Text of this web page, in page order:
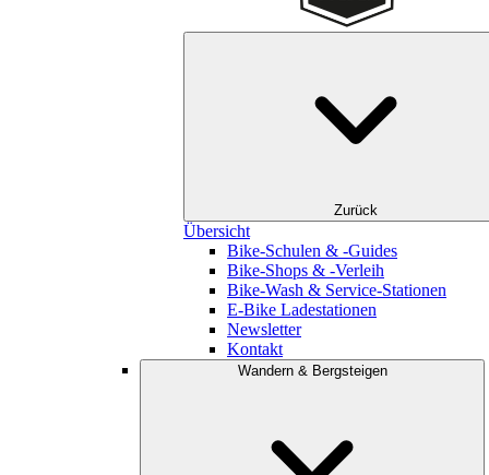
Zurück
Übersicht
Bike-Schulen & -Guides
Bike-Shops & -Verleih
Bike-Wash & Service-Stationen
E-Bike Ladestationen
Newsletter
Kontakt
Wandern & Bergsteigen